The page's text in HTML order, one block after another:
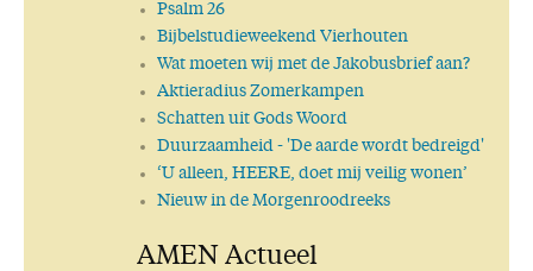
Psalm 26
Bijbelstudieweekend Vierhouten
Wat moeten wij met de Jakobusbrief aan?
Aktieradius Zomerkampen
Schatten uit Gods Woord
Duurzaamheid - 'De aarde wordt bedreigd'
‘U alleen, HEERE, doet mij veilig wonen’
Nieuw in de Morgenroodreeks
AMEN Actueel